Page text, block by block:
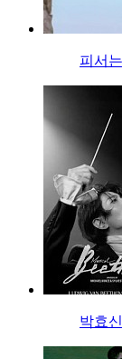
피서
박효